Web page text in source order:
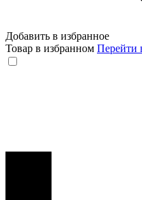
Добавить в избранное
Товар в избранном Перейти